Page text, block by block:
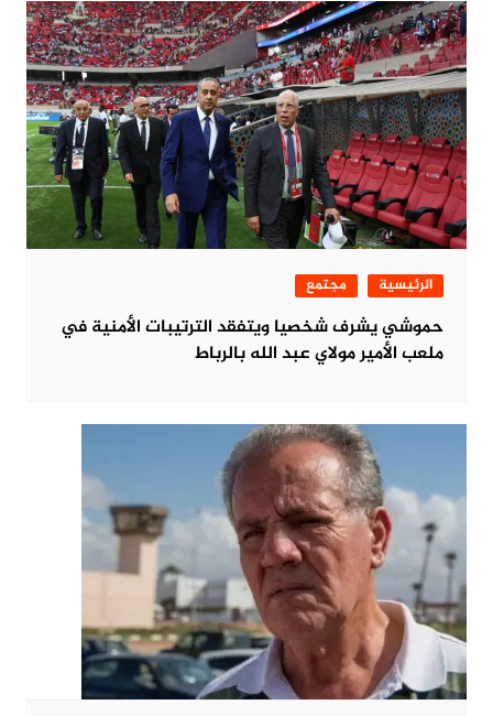
الرئيسية مجتمع
حموشي يشرف شخصيا ويتفقد الترتيبات الأمنية في
ملعب الأمير مولاي عبد الله بالرباط